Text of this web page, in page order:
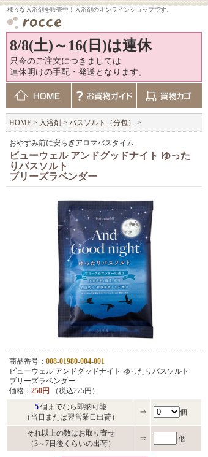
様々な入浴剤を販売中！入浴剤のオンラインショップです。
8/8(土)～16(日)は連休
只今のご注文につきましては
連休明けの手配・発送となります。
HOME > 入浴剤 > バスソルト（分包） >
おやすみ前に安らぎアロマバスタイム
ビューウェル アンドグッドナイト ゆった
りバスソルト
ブリーズラベンダー
商品番号： 008-01980-004-001
ビューウェル アンドグッドナイト ゆったりバスソルト
ブリーズラベンダー
価格： 250円
（税込275円）
5 個までなら即納可能
（当日または翌営業日出荷）
⇒ 個
それ以上の数はお取り寄せ
（3～7日後くらいの出荷）
⇒ 個